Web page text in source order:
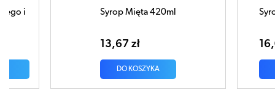
420ml Syrop Malina z witaminą C 400ml
16,08 zł